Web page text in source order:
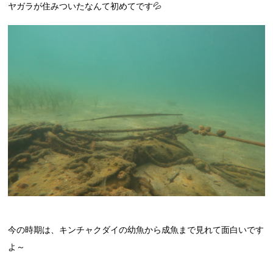
ヤガラが住みついたなんて初めてです💦
今の時期は、キンチャクダイの幼魚から成魚まで見れて面白いです
よ～